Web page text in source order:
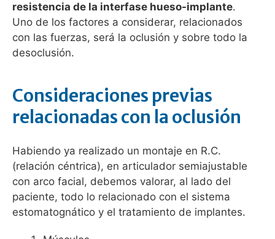
resistencia de la interfase hueso-implante.
Uno de los factores a considerar, relacionados
con las fuerzas, será la oclusión y sobre todo la
desoclusión.
Consideraciones previas
relacionadas con la oclusión
Habiendo ya realizado un montaje en R.C.
(relación céntrica), en articulador semiajustable
con arco facial, debemos valorar, al lado del
paciente, todo lo relacionado con el sistema
estomatognático y el tratamiento de implantes.